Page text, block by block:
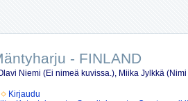
- FINLAND
Niemi (Ei nimeä kuvissa.), Miika Jylkkä
Kirjaudu